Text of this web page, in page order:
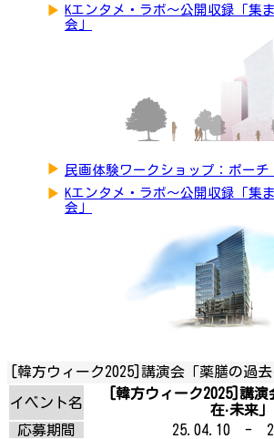
▶ Kエンタメ・ラボ～公開収録「集
会」
▶ 民画体験ワークショップ：ポー
▶ Kエンタメ・ラボ～公開収録「集
会」
[韓方ウィーク2025]講演会「薬膳の過去
イベント名
[韓方ウィーク2025]講演
在·未来」
応募期間
25.04.10 -